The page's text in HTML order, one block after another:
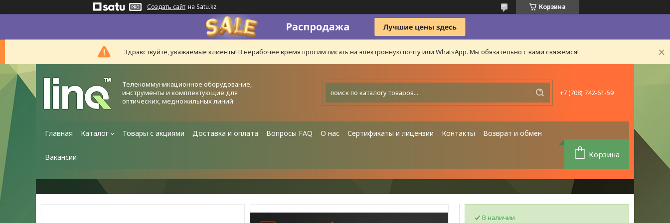
Создать сайт на Satu.kz Корзина
Здравствуйте, уважаемые клиенты! В нерабочее время просим писать на электронную почту или WhatsApp. Мы обязательно с вами свяжемся!
Телекоммуникационное оборудование,
инструменты и комплектующие для
оптических, медножильных линий
+7 (708) 742-61-59
Главная Каталог Товары с акциями Доставка и оплата Вопросы FAQ О нас Сертификаты и лицензии Контакты Возврат и обмен
Вакансии Корзина
В наличии